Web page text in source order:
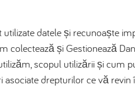
datele și recunoaște
colectează și Gestionează
scopul utilizării și cum
drepturilor ce vă